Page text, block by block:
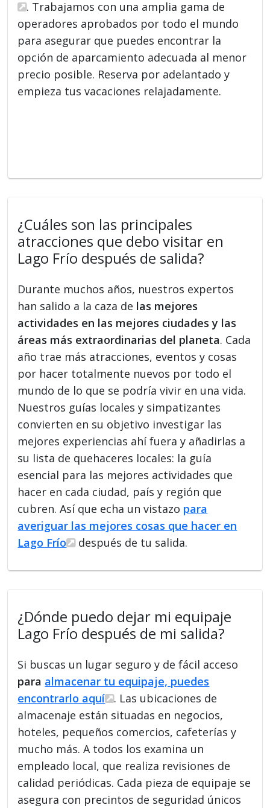
. Trabajamos con una amplia gama de
operadores aprobados por todo el mundo
para asegurar que puedes encontrar la
opción de aparcamiento adecuada al menor
precio posible. Reserva por adelantado y
empieza tus vacaciones relajadamente.
¿Cuáles son las principales
atracciones que debo visitar en
Lago Frío después de salida?
Durante muchos años, nuestros expertos
han salido a la caza de las mejores
actividades en las mejores ciudades y las
áreas más extraordinarias del planeta. Cada
año trae más atracciones, eventos y cosas
por hacer totalmente nuevos por todo el
mundo de lo que se podría vivir en una vida.
Nuestros guías locales y simpatizantes
convierten en su objetivo investigar las
mejores experiencias ahí fuera y añadirlas a
su lista de quehaceres locales: la guía
esencial para las mejores actividades que
hacer en cada ciudad, país y región que
cubren. Así que echa un vistazo para
averiguar las mejores cosas que hacer en
Lago Frío
después de tu salida.
¿Dónde puedo dejar mi equipaje
Lago Frío después de mi salida?
Si buscas un lugar seguro y de fácil acceso
para almacenar tu equipaje, puedes
encontrarlo aquí
. Las ubicaciones de
almacenaje están situadas en negocios,
hoteles, pequeños comercios, cafeterías y
mucho más. A todos los examina un
empleado local, que realiza revisiones de
calidad periódicas. Cada pieza de equipaje se
asegura con precintos de seguridad únicos